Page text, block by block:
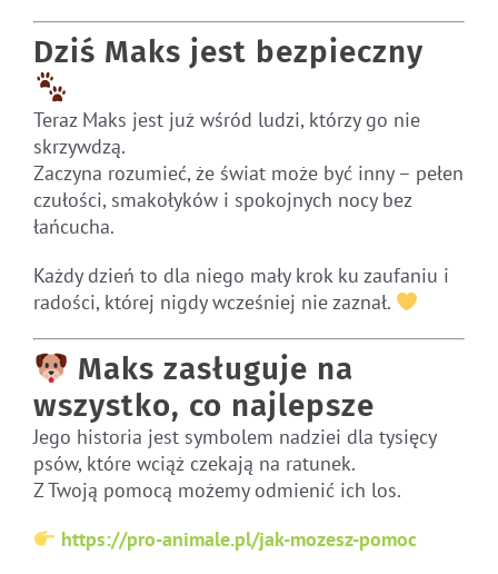
Dziś Maks jest bezpieczny
Teraz Maks jest już wśród ludzi, którzy go nie
skrzywdzą.
Zaczyna rozumieć, że świat może być inny – pełen
czułości, smakołyków i spokojnych nocy bez
łańcucha.
Każdy dzień to dla niego mały krok ku zaufaniu i
radości, której nigdy wcześniej nie zaznał.
Maks zasługuje na
wszystko, co najlepsze
Jego historia jest symbolem nadziei dla tysięcy
psów, które wciąż czekają na ratunek.
Z Twoją pomocą możemy odmienić ich los.
https://pro-animale.pl/jak-mozesz-pomoc